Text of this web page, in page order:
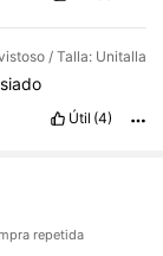
/ Talla: Unitalla
Útil (4)
repetida